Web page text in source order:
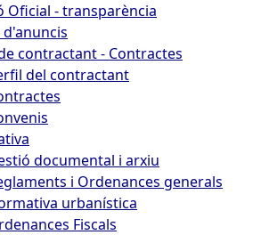
Oficial - transparència
d'anuncis
contractant - Contractes
del contractant
documental i arxiu
i Ordenances generals
urbanística
Fiscals